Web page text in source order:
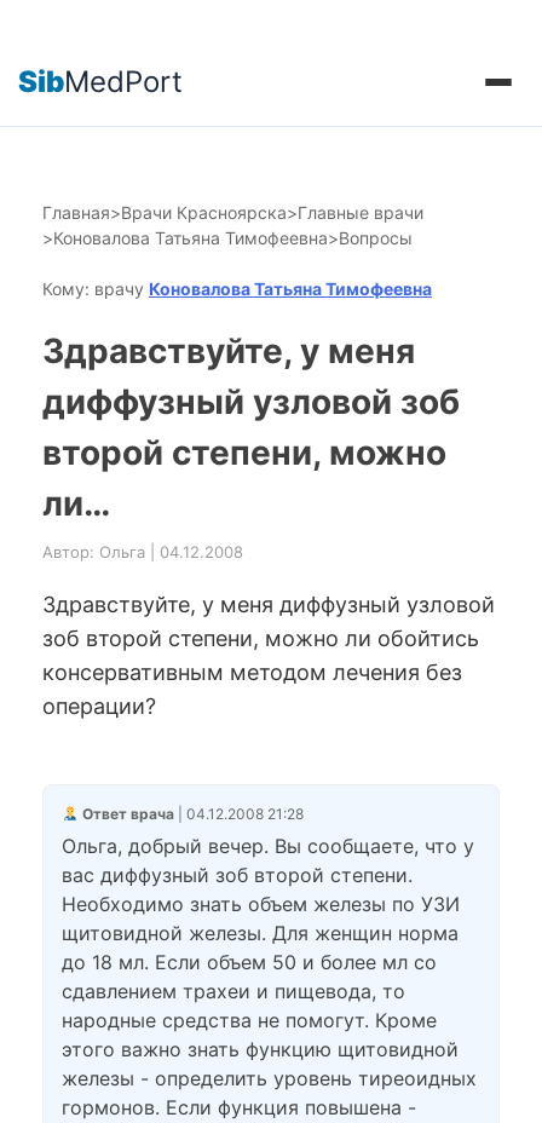
SibMedPort
Главная>Врачи Красноярска>Главные врачи
>Коновалова Татьяна Тимофеевна>Вопросы
Кому: врачу Коновалова Татьяна Тимофеевна
Здравствуйте, у меня
диффузный узловой зоб
второй степени, можно
ли…
Автор: Ольга | 04.12.2008
Здравствуйте, у меня диффузный узловой
зоб второй степени, можно ли обойтись
консервативным методом лечения без
операции?
Ответ врача| 04.12.2008 21:28
Ольга, добрый вечер. Вы сообщаете, что у
вас диффузный зоб второй степени.
Необходимо знать объем железы по УЗИ
щитовидной железы. Для женщин норма
до 18 мл. Если объем 50 и более мл со
сдавлением трахеи и пищевода, то
народные средства не помогут. Кроме
этого важно знать функцию щитовидной
железы - определить уровень тиреоидных
гормонов. Если функция повышена -